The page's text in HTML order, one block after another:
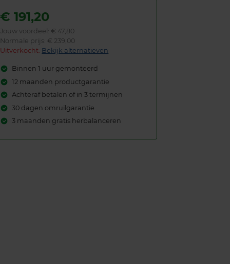
€191,20
Jouw voordeel: € 47,80
Normale prijs: € 239,00
Uitverkocht: Bekijk alternatieven
Binnen 1 uur gemonteerd
12 maanden productgarantie
Achteraf betalen of in 3 termijnen
30 dagen omruilgarantie
3 maanden gratis herbalanceren